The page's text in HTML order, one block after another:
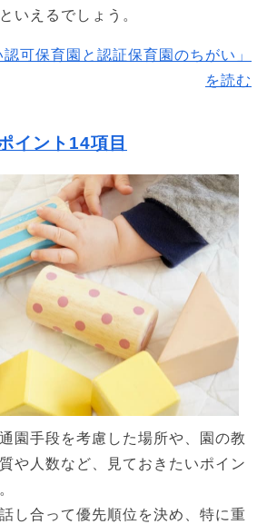
いえるでしょう。
認可保育園と認証保育園のちがい」
を読む
イント14項目
園手段を考慮した場所や、園の教
や人数など、見ておきたいポイン
し合って優先順位を決め、特に重